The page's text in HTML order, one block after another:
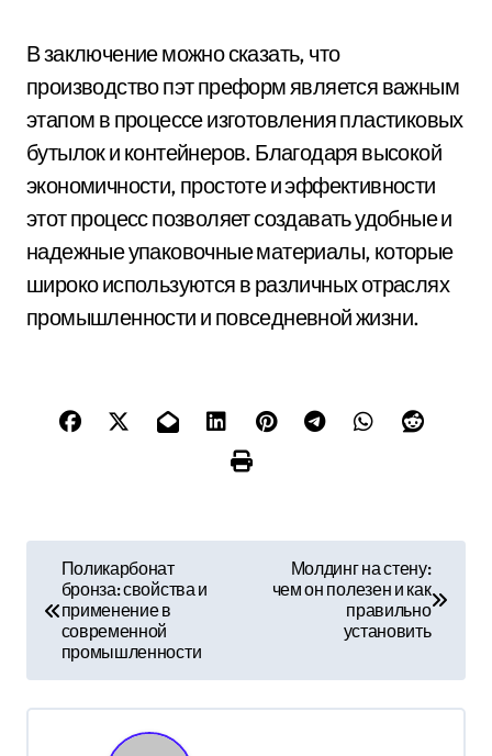
В заключение можно сказать, что
производство пэт преформ является важным
этапом в процессе изготовления пластиковых
бутылок и контейнеров. Благодаря высокой
экономичности, простоте и эффективности
этот процесс позволяет создавать удобные и
надежные упаковочные материалы, которые
широко используются в различных отраслях
промышленности и повседневной жизни.
и
Поликарбонат
бронза: свойства и
применение в
современной
промышленности
Молдинг на стену:
чем он полезен и как
правильно
установить